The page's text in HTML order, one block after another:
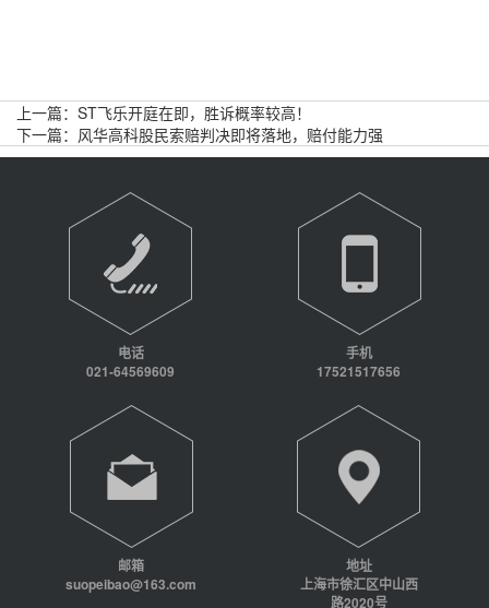
上一篇： ST飞乐开庭在即，胜诉概率较高！
下一篇： 风华高科股民索赔判决即将落地，赔付能力强
电话
021-64569609
手机
17521517656
邮箱
suopeibao@163.com
地址
上海市徐汇区中山西
路2020号